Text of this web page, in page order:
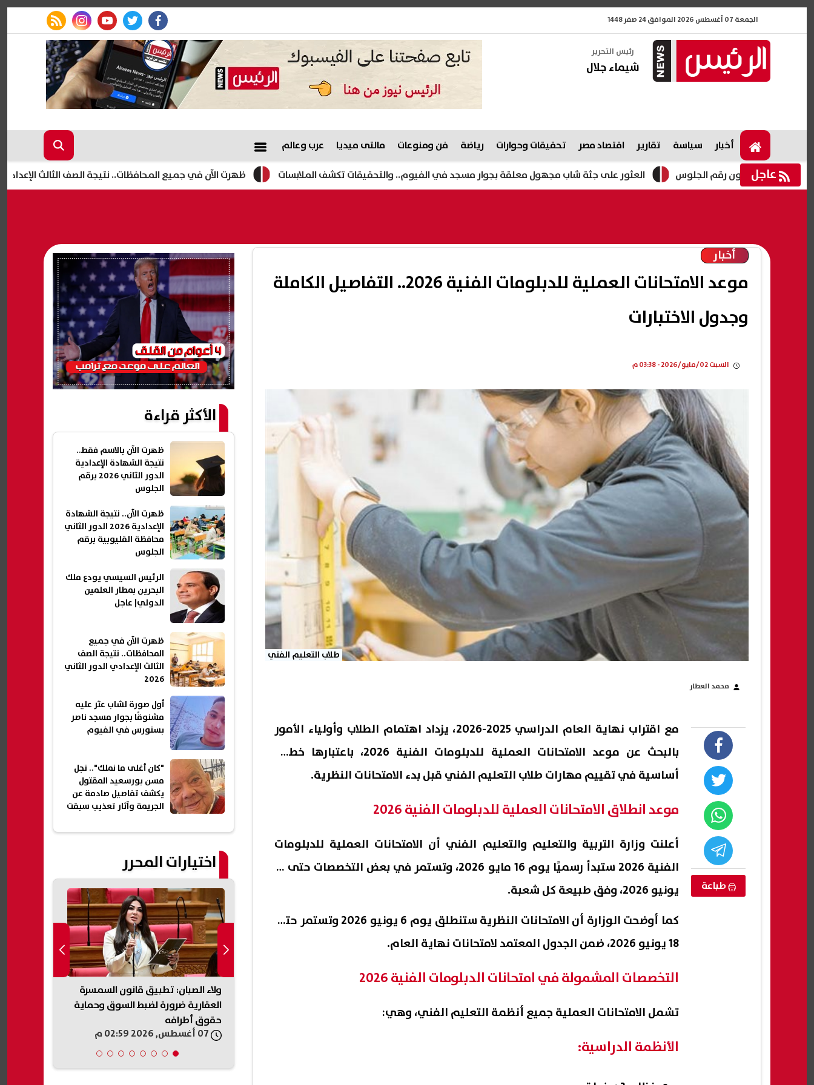
الجمعة 07 أغسطس 2026 الموافق 24 صفر 1448
facebook
twitter
youtube
instagram
rss feed
رئيس التحرير
شيماء جلال
أخبار سياسة تقارير اقتصاد مصر تحقيقات وحوارات رياضة فن ومنوعات مالتى ميديا عرب وعالم
عاجل ظهرت الآن في جميع المحافظات.. نتيجة الصف الثالث الإعدادي الدور الثاني العثور على جثة شاب مجهول معلقة بجوار مسجد في الفيوم.. والتحقيقات تكشف الملابسات
أخبار
موعد الامتحانات العملية للدبلومات الفنية 2026.. التفاصيل الكاملة
وجدول الاختبارات
السبت 02/مايو/2026 - 03:38 م
طلاب التعليم الفني
محمد العطار
طباعة
مع اقتراب نهاية العام الدراسي 2025-2026، يزداد اهتمام الطلاب وأولياء الأمور
بالبحث عن موعد الامتحانات العملية للدبلومات الفنية 2026، باعتبارها خطوة
أساسية في تقييم مهارات طلاب التعليم الفني قبل بدء الامتحانات النظرية.
موعد انطلاق الامتحانات العملية للدبلومات الفنية 2026
أعلنت وزارة التربية والتعليم والتعليم الفني أن الامتحانات العملية للدبلومات
الفنية 2026 ستبدأ رسميًا يوم 16 مايو 2026، وتستمر في بعض التخصصات حتى 12
يونيو 2026، وفق طبيعة كل شعبة.
كما أوضحت الوزارة أن الامتحانات النظرية ستنطلق يوم 6 يونيو 2026 وتستمر حتى
18 يونيو 2026، ضمن الجدول المعتمد لامتحانات نهاية العام.
التخصصات المشمولة في امتحانات الدبلومات الفنية 2026
تشمل الامتحانات العملية جميع أنظمة التعليم الفني، وهي:
الأنظمة الدراسية:
الأكثر قراءة
ظهرت الآن بالاسم فقط..
نتيجة الشهادة الإعدادية
الدور الثاني 2026 برقم
الجلوس
ظهرت الآن.. نتيجة الشهادة
الإعدادية 2026 الدور الثاني
محافظة القليوبية برقم
الجلوس
الرئيس السيسي يودع ملك
البحرين بمطار العلمين
الدولي| عاجل
ظهرت الآن في جميع
المحافظات.. نتيجة الصف
الثالث الإعدادي الدور الثاني
2026
أول صورة لشاب عثر عليه
مشنوقًا بجوار مسجد ناصر
بسنورس في الفيوم
"كان أغلى ما نملك".. نجل
مسن بورسعيد المقتول
يكشف تفاصيل صادمة عن
الجريمة وآثار تعذيب سبقت
اختيارات المحرر
بمطار العلمين الدولي| عاجل
ظهرت الآن بالاسم فقط.. نتيجة
الشهادة الإعدادية الدور الثاني 2026
برقم الجلوس
الثاني 2026
ولاء الصبان: تطبيق قانون السمسرة
العقارية ضرورة لضبط السوق وحماية
حقوق أطرافه